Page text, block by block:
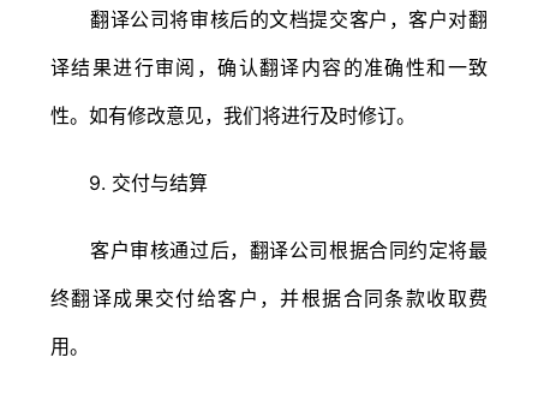
翻译公司将审核后的文档提交客户，客户对翻
译结果进行审阅，确认翻译内容的准确性和一致
性。如有修改意见，我们将进行及时修订。
9. 交付与结算
客户审核通过后，翻译公司根据合同约定将最
终翻译成果交付给客户，并根据合同条款收取费
用。